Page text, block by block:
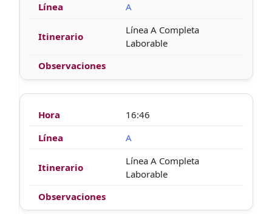
A
Línea A Completa
Laborable
16:46
A
Línea A Completa
Laborable